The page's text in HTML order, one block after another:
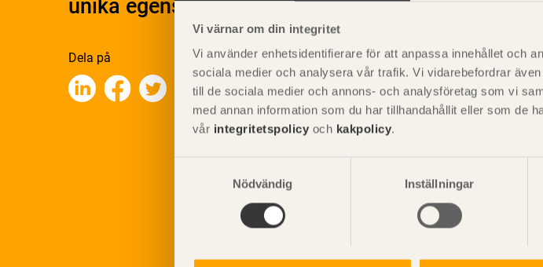
Vi värnar om din integritet
Vi använder enhetsidentifierare för att anpassa innehållet och
sociala medier och analysera vår trafik. Vi vidarebefordrar
till de sociala medier och annons- och analysföretag som vi
med annan information som du har tillhandahållit eller som de
vår integritetspolicy och kakpolicy.
Nödvändig
Inställningar
unika egenskaper.
Dela på